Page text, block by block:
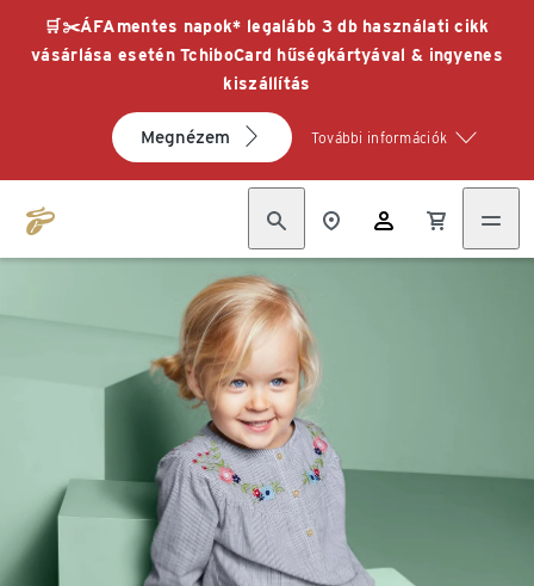
🛒✂️ÁFAmentes napok* legalább 3 db használati cikk
vásárlása esetén TchiboCard hűségkártyával & ingyenes
kiszállítás
Megnézem További információk